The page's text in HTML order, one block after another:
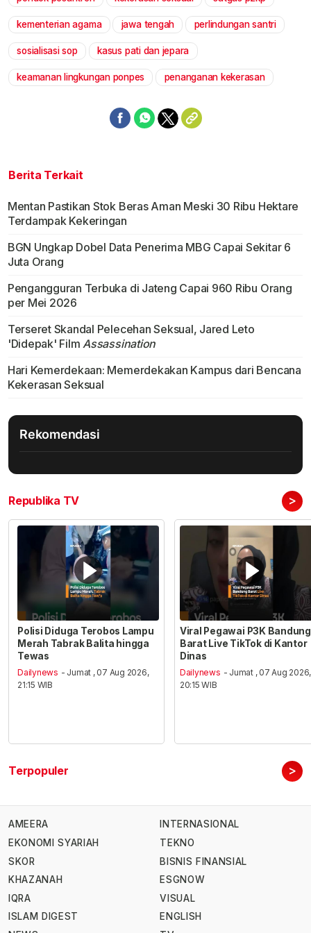
Mute
kementerian agama jawa tengah perlindungan santri
sosialisasi sop kasus pati dan jepara
keamanan lingkungan ponpes penanganan kekerasan
Berita Terkait
Mentan Pastikan Stok Beras Aman Meski 30 Ribu Hektare
Terdampak Kekeringan
BGN Ungkap Dobel Data Penerima MBG Capai Sekitar 6
Juta Orang
Pengangguran Terbuka di Jateng Capai 960 Ribu Orang
per Mei 2026
Terseret Skandal Pelecehan Seksual, Jared Leto
'Didepak' FilmAssassination
Hari Kemerdekaan: Memerdekakan Kampus dari Bencana
Kekerasan Seksual
Rekomendasi
Republika TV >
Polisi Diduga Terobos Lampu
Merah Tabrak Balita hingga
Tewas
Dailynews - Jumat , 07 Aug 2026,
21:15 WIB
Viral Pegawai P3K Bandung
Barat Live TikTok di Kantor
Dinas
Dailynews - Jumat , 07 Aug 2026,
20:15 WIB
Terpopuler >
AMEERA
EKONOMI SYARIAH
SKOR
KHAZANAH
IQRA
ISLAM DIGEST
INTERNASIONAL
TEKNO
BISNIS FINANSIAL
ESGNOW
VISUAL
ENGLISH